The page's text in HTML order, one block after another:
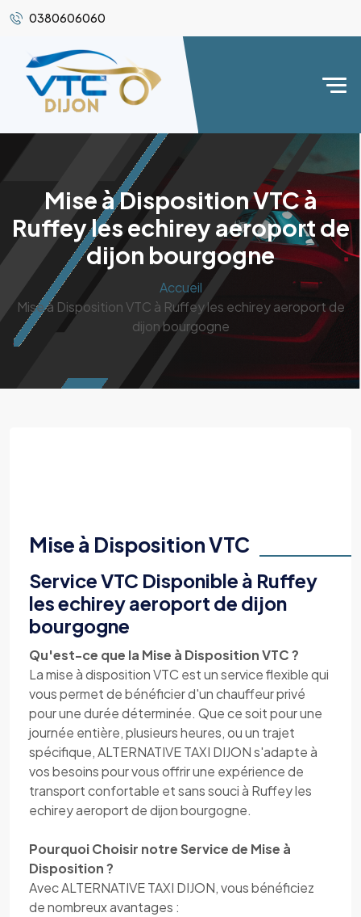
0380606060
Mise à Disposition VTC à
Ruffey les echirey aeroport de
dijon bourgogne
Accueil
Mise à Disposition VTC à Ruffey les echirey aeroport de
dijon bourgogne
Mise à Disposition VTC
Service VTC Disponible à Ruffey
les echirey aeroport de dijon
bourgogne
Qu'est-ce que la Mise à Disposition VTC ?
La mise à disposition VTC est un service flexible qui
vous permet de bénéficier d'un chauffeur privé
pour une durée déterminée. Que ce soit pour une
journée entière, plusieurs heures, ou un trajet
spécifique, ALTERNATIVE TAXI DIJON s'adapte à
vos besoins pour vous offrir une expérience de
transport confortable et sans souci à Ruffey les
echirey aeroport de dijon bourgogne.
Pourquoi Choisir notre Service de Mise à
Disposition ?
Avec ALTERNATIVE TAXI DIJON, vous bénéficiez
de nombreux avantages :